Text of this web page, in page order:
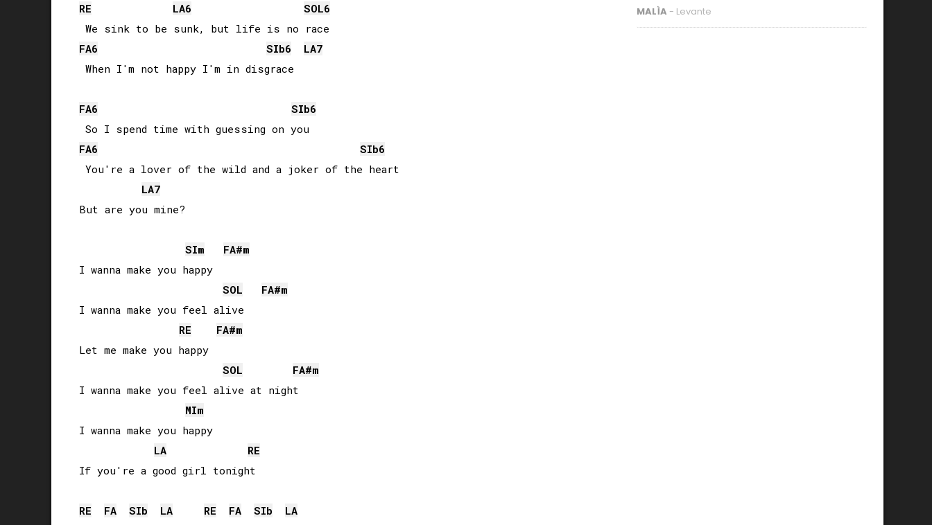
RE LA6 SOL6
FA6 SIb6 LA7
FA6 SIb6
FA6 SIb6
You're a lover of the wild and a joker of the heart
LA7
SIm FA#m
I wanna make you happy
SOL
FA#m
I wanna make you feel alive
RE
FA#m
Let me make you happy
SOL
FA#m
I wanna make you feel alive at night
MIm
I wanna make you happy
LA
RE
If you're a good girl tonight
RE FA SIb LA RE FA SIb LA
MALÌA - Levante